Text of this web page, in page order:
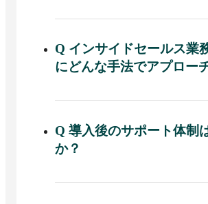
A はい、稼働開始後に双方合
です。
Q インサイドセールス業
にどんな手法でアプロー
A 架電（アウトバウンドコー
見込み顧客に継続アプローチ
Q 導入後のサポート体制
か？
A はい、導入から運用定着ま